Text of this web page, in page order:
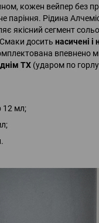
кожен вейпер без
паріння. Рідина
якісний сегмент
досить насичені і
впевнено
ТХ (ударом по
12 мл;